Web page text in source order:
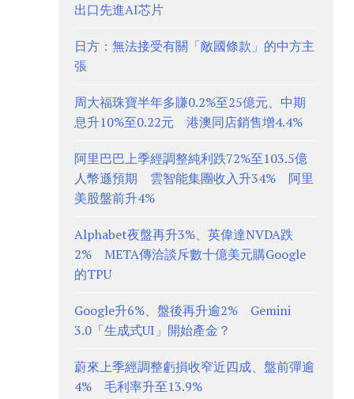
出口先進AI芯片
日方：無法接受有關「敵國條款」的中方主
張
周大福珠寶半年多賺0.2%至25億元、中期
息升10%至0.22元 港澳同店銷售增4.4%
阿里巴巴上季經調整純利跌72%至103.5億
人幣遜預期 雲智能集團收入升34% 阿里
美股盤前升4%
Alphabet夜盤再升3%、英偉達NVDA跌
2% META傳洽談斥數十億美元購Google
的TPU
Google升6%、盤後再升逾2% Gemini
3.0「生成式UI」開始產金？
蔚來上季經調整虧損收窄近四成、盤前彈逾
4% 毛利率升至13.9%